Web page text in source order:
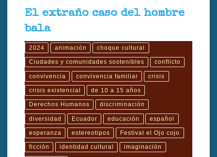
El extraño caso del hombre
bala
2024 animación choque cultural
Ciudades y comunidades sostenibles conflicto
convivencia convivencia familiar crisis
crisis existencial de 10 a 15 años
Derechos Humanos discriminación
diversidad Ecuador educación español
esperanza estereotipos Festival el Ojo cojo
ficción identidad cultural imaginación